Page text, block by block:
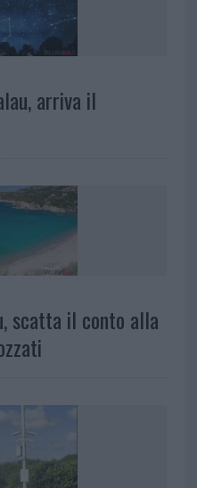
arriva il
scatta il conto alla